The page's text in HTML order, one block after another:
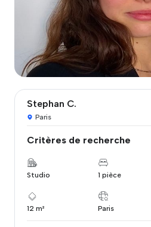
Stephan C.
Paris
Critères de recherche
Studio 1 pièce
12 m² Paris